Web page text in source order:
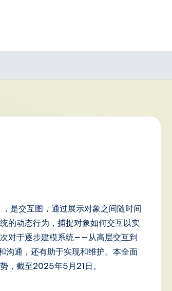
，是交互图，通过展示对象之间随时间
的动态行为，捕捉对象如何交互以实
对于逐步建模系统——从高层交互到
通，还有助于实现和维护。本全面
，截至2025年5月21日。